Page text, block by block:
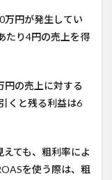
万円が発生してい
たり4円の売上を得
円の売上に対する
くと残る利益は6
ても、粗利率によ
を使う際は、粗